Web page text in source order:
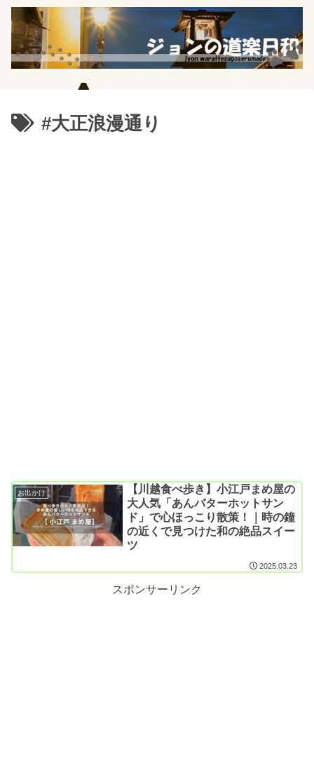
#大正浪漫通り
お出かけ
【川越食べ歩き】小江戸まめ屋の
大人気「あんバターホットサン
ド」で心ほっこり散策！｜時の鐘
の近くで見つけた和の絶品スイー
ツ
2025.03.23
スポンサーリンク